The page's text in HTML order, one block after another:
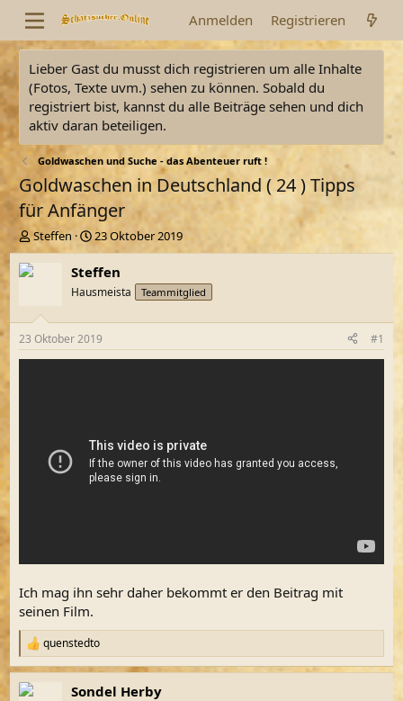
Anmelden Registrieren
Lieber Gast du musst dich registrieren um alle Inhalte
(Fotos, Texte uvm.) sehen zu können. Sobald du
registriert bist, kannst du alle Beiträge sehen und dich
aktiv daran beteiligen.
Goldwaschen und Suche - das Abenteuer ruft !
Goldwaschen in Deutschland ( 24 ) Tipps
für Anfänger
E
r
s
l
e
r
Steffen
E
r
s
e
l
t
a
23 Oktober 2019
Steffen
Hausmeista Teammitglied
23 Oktober 2019 #1
Ich mag ihn sehr daher bekommt er den Beitrag mit
seinen Film.
R
e
a
k
quenstedto
Sondel Herby